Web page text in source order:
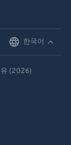
한국어
(2026)